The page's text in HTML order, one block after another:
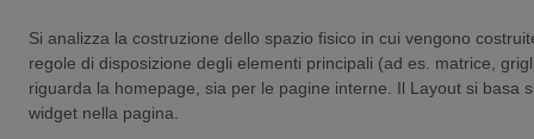
Si analizza la costruzione dello spazio fisico in cui vengono
regole di disposizione degli elementi principali (ad es. matrice,
riguarda la homepage, sia per le pagine interne. Il Layout si basa
widget nella pagina.